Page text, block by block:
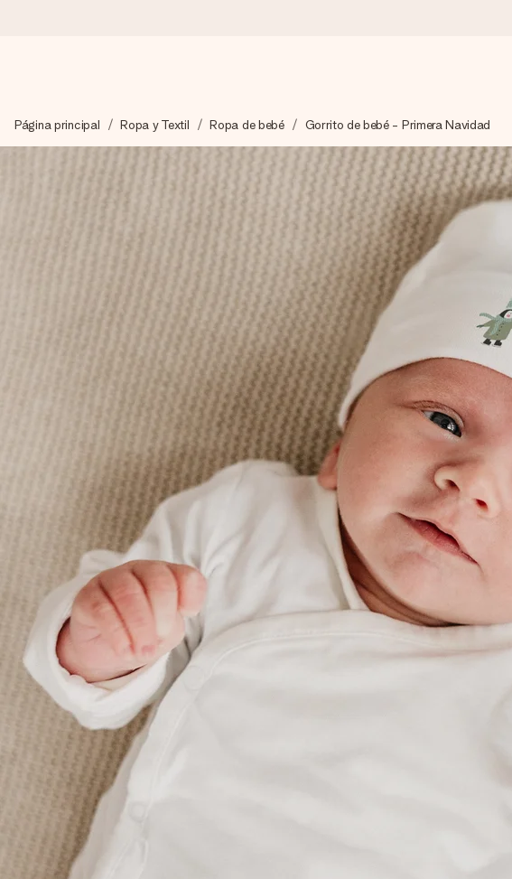
Preparamos tu regalo con cuidado y lo enviamos al vuelo, para que lo entregues
4,5 (basado en +15.000 opiniones)
Nuestros regalos inspiran. Los clientes nos dan un 4,5 en Google Reviews.
Tarjeta de felicitación gratuita
Crea algo único en pocos pasos – con su nombre, tu foto o un mensaje que
momento.
Página principal Ropa y Textil Ropa de bebé Gorrito de bebé - Primera Navidad